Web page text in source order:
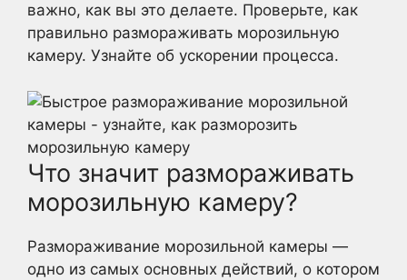
важно, как вы это делаете. Проверьте, как
правильно размораживать морозильную
камеру. Узнайте об ускорении процесса.
Что значит размораживать
морозильную камеру?
Размораживание морозильной камеры —
одно из самых основных действий, о котором